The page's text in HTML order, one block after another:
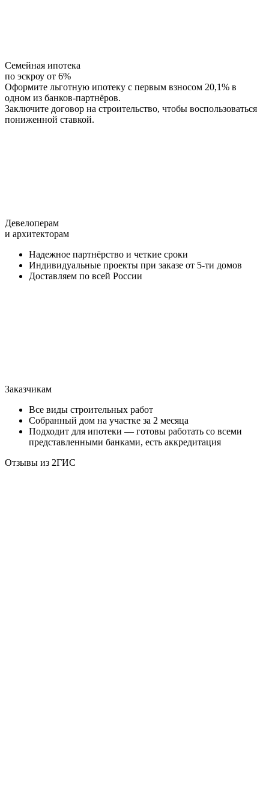
Семейная ипотека
по эскроу от 6%
Оформите льготную ипотеку с первым взносом 20,1% в
одном из банков-партнёров.
Заключите договор на строительство, чтобы воспользоваться
пониженной ставкой.
Девелоперам
и архитекторам
Надежное партнёрство и четкие сроки
Индивидуальные проекты при заказе от 5-ти домов
Доставляем по всей России
Заказчикам
Все виды строительных работ
Собранный дом на участке за 2 месяца
Подходит для ипотеки — готовы работать со всеми
представленными банками, есть аккредитация
Отзывы из 2ГИС